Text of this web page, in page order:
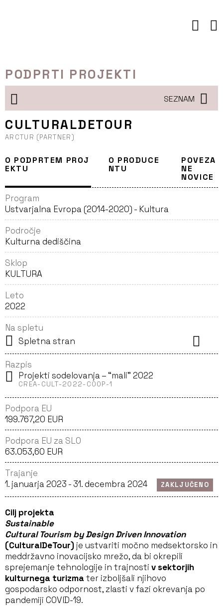
PODPRTI PROJEKTI
SEZNAM
CULTURALDETOUR
ARCTUR (PARTNER)
O PODPRTEM PROJ
EKTU
O PRODUCE
NTU
POVEZA
NE
NOVICE
Program
Ustvarjalna Evropa (2014-2020) - Kultura
Področje
Kulturna dediščina
Sklop
KULTURA
Leto
2022
Na spletu
Spletna stran
Razpis
Projekti sodelovanja – “mali” 2022
CREA-CULT-2022-COOP-1
Podpora EU
199.767,20 EUR
Podpora EU za SLO
63.053,60 EUR
Trajanje
1. januarja 2023 - 31. decembra 2024
ZAKLJUČENO
Cilj projekta
Sustainable
Cultural Tourism by Design Driven Innovation
(CulturalDeTour) je ustvariti močno medsektorsko in
meddržavno inovacijsko mrežo, da bi okrepili
sprejemanje tehnologije in trajnosti v sektorjih
kulturnega turizma ter izboljšali njihovo
gospodarsko odpornost, zlasti v fazi okrevanja po
pandemiji COVID-19.